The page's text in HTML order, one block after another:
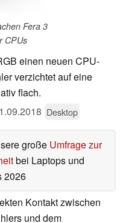
Fera 3
CPUs
einen neuen CPU-
verzichtet auf eine
flach.
Desktop
große Umfrage zur
bei Laptops und
2026
Kontakt zwischen
und dem